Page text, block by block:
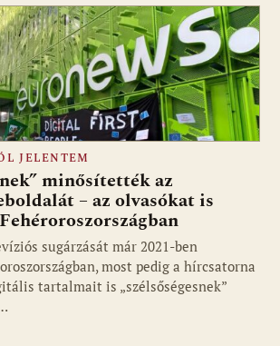
JELENTEM
minősítették az
– az olvasókat is
sugárzását már 2021-ben
most pedig a hírcsatorna
tartalmait is „szélsőségesnek”